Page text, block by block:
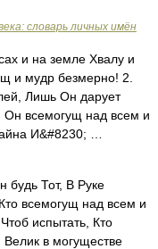
словарь личных имён
и на земле Хвалу и
и мудр безмерно! 2.
Лишь Он дарует
Он всемогущ над всем и
И&#8230; …
будь Тот, В Руке
всемогущ над всем и
испытать, Кто
Велик в могуществе